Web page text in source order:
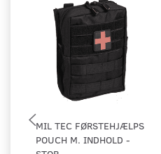
MIL TEC FØRSTEHJÆLPS
POUCH M. INDHOLD -